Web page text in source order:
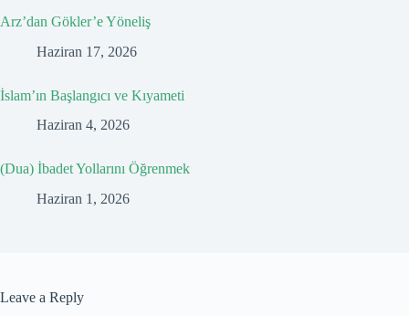
Arz’dan Gökler’e Yöneliş
Haziran 17, 2026
İslam’ın Başlangıcı ve Kıyameti
Haziran 4, 2026
(Dua) İbadet Yollarını Öğrenmek
Haziran 1, 2026
Leave a Reply